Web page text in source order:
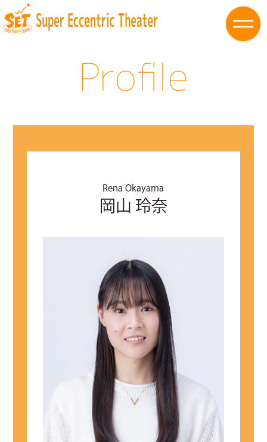
Profile
Rena Okayama
岡山 玲奈